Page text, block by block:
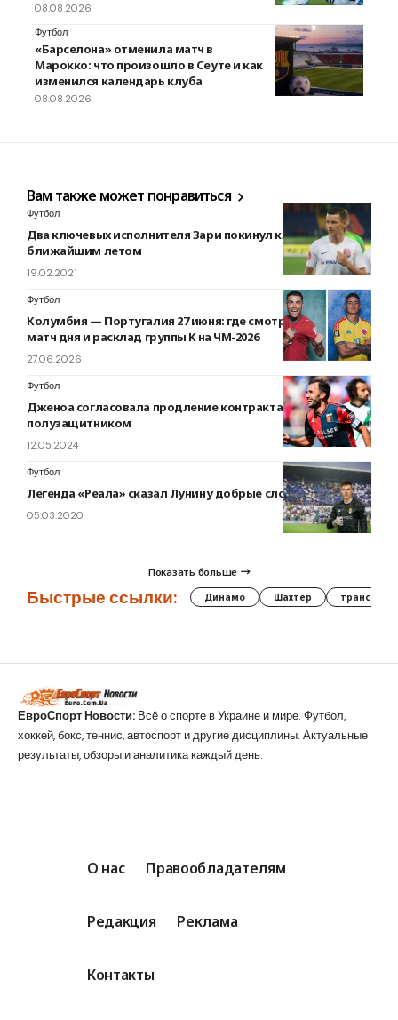
08.08.2026
Футбол
«Барселона» отменила матч в
Марокко: что произошло в Сеуте и как
изменился календарь клуба
08.08.2026
Вам также может понравиться
Футбол
Два ключевых исполнителя Зари покинул клуб
ближайшим летом
19.02.2021
Футбол
Колумбия — Португалия 27 июня: где смотреть главный
матч дня и расклад группы K на ЧМ-2026
27.06.2026
Футбол
Дженоа согласовала продление контракта с опытным
полузащитником
12.05.2024
Футбол
Легенда «Реала» сказал Лунину добрые слова
05.03.2020
Показать больше
Быстрые ссылки: Динамо Шахтер трансферы
ЕвроСпорт Новости: Всё о спорте в Украине и мире. Футбол,
хоккей, бокс, теннис, автоспорт и другие дисциплины. Актуальные
результаты, обзоры и аналитика каждый день.
О нас Правообладателям
Редакция Реклама
Контакты